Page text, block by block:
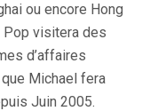
ou encore Hong
Pop visitera des
d’affaires
Michael fera
Juin 2005.